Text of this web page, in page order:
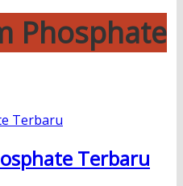
Phosphate
Terbaru